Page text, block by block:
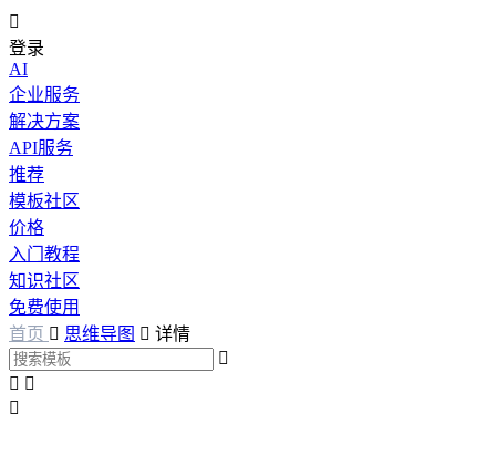

登录
AI
企业服务
解决方案
API服务
推荐
模板社区
价格
入门教程
知识社区
免费使用
首页  思维导图  详情

 
